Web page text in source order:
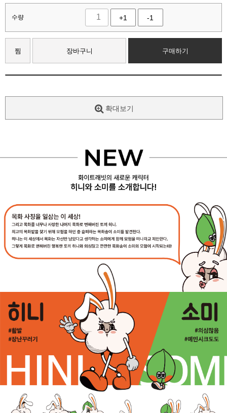
수량 +1 -1
찜 장바구니 구매하기
확대보기